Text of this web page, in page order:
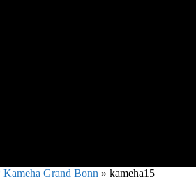
Grand Bonn » kameha15